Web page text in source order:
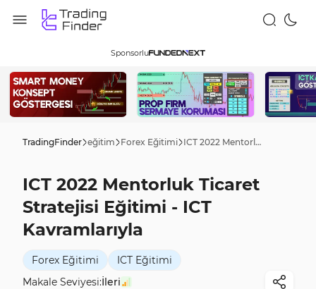
Sponsorlu
TradingFinder eğitim Forex Eğitimi ICT 2022 Mentorluk Ticaret Stratejisi Eğitimi - ICT Kavramlarıyla
ICT 2022 Mentorluk Ticaret
Stratejisi Eğitimi - ICT
Kavramlarıyla
Forex Eğitimi
ICT Eğitimi
Makale Seviyesi:İleri